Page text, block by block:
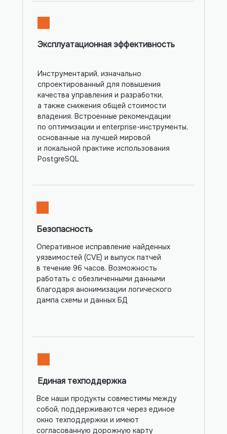
Эксплуатационная эффективность
Инструментарий, изначально
спроектированный для повышения
качества управления и разработки,
а также снижения общей стоимости
владения. Встроенные рекомендации
по оптимизации и enterprise-инструменты,
основанные на лучшей мировой
и локальной практике использования
PostgreSQL
Безопасность
Оперативное исправление найденных
уязвимостей (CVE) и выпуск патчей
в течение 96 часов. Возможность
работать с обезличенными данными
благодаря анонимизации логического
дампа схемы и данных БД
Единая техподдержка
Все наши продукты совместимы между
собой, поддерживаются через единое
окно техподдержки и имеют
согласованную дорожную карту